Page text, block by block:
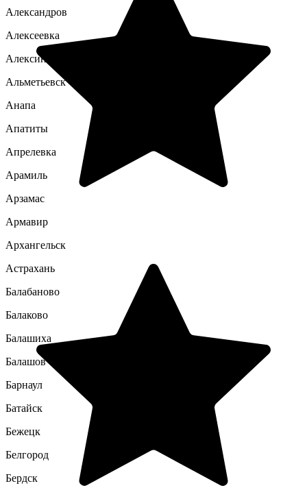
Александров
Алексеевка
Алексин
Альметьевск
Анапа
Апатиты
Апрелевка
Арамиль
Арзамас
Армавир
Архангельск
Астрахань
Балабаново
Балаково
Балашиха
Балашов
Барнаул
Батайск
Бежецк
Белгород
Бердск